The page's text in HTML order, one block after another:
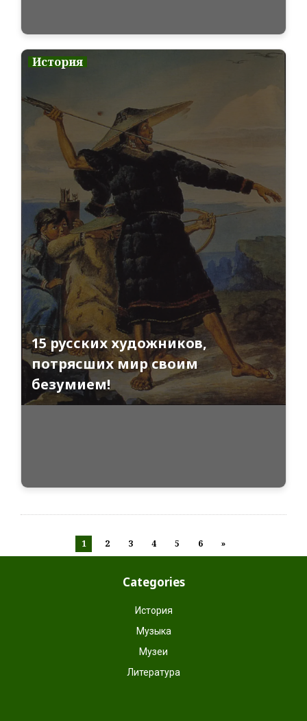
История
15 русских художников,
потрясших мир своим
безумием!
1 2 3 4 5 6 »
Categories
История
Музыка
Музеи
Литература